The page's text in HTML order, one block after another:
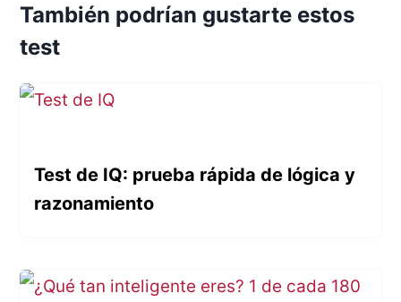
También podrían gustarte estos
test
Test de IQ: prueba rápida de lógica y
razonamiento